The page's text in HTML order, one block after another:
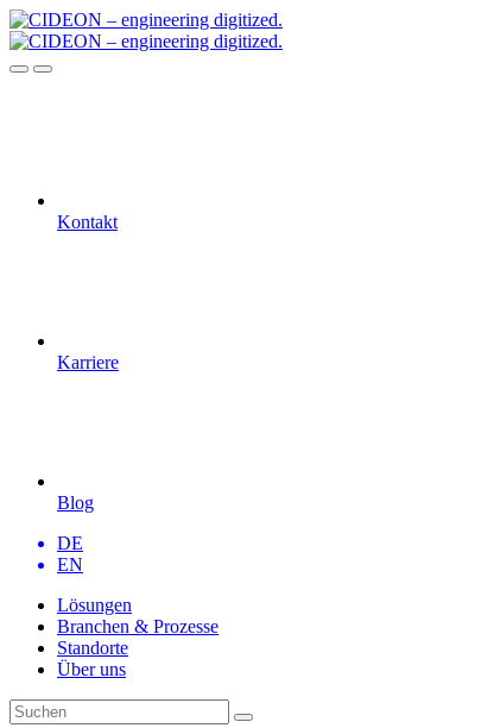
Kontakt
Karriere
Blog
DE
EN
Lösungen
Branchen & Prozesse
Standorte
Über uns